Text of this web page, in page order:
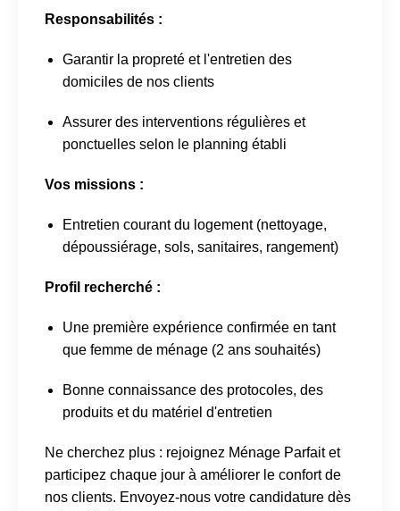
Responsabilités :
Garantir la propreté et l'entretien des
domiciles de nos clients
Assurer des interventions régulières et
ponctuelles selon le planning établi
Vos missions :
Entretien courant du logement (nettoyage,
dépoussiérage, sols, sanitaires, rangement)
Profil recherché :
Une première expérience confirmée en tant
que femme de ménage (2 ans souhaités)
Bonne connaissance des protocoles, des
produits et du matériel d'entretien
Ne cherchez plus : rejoignez Ménage Parfait et
participez chaque jour à améliorer le confort de
nos clients. Envoyez-nous votre candidature dès